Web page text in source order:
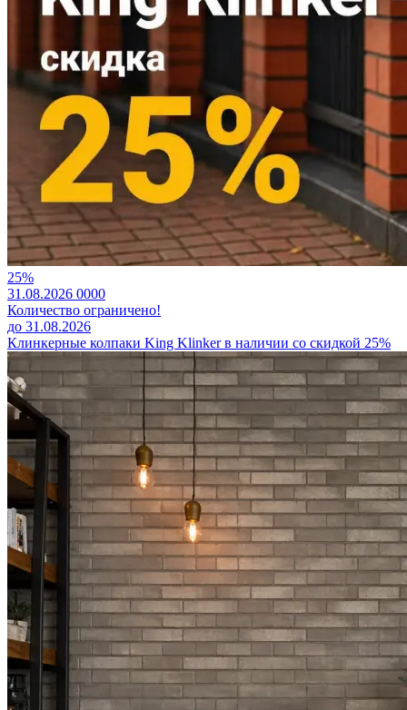
25%
31.08.2026 0000
Количество ограничено!
до 31.08.2026
Клинкерные колпаки King Klinker в наличии со скидкой 25%